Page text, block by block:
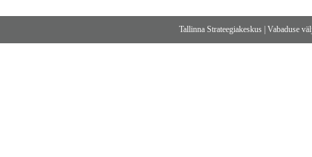
Tallinna Strateegiakeskus |Vabaduse